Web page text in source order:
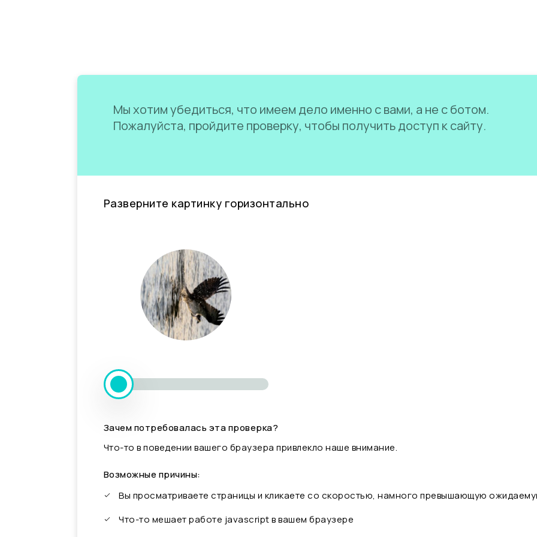
Мы хотим убедиться, что имеем дело именно с вами, а не с ботом.
Пожалуйста, пройдите проверку, чтобы получить доступ к сайту.
Разверните картинку горизонтально
Зачем потребовалась эта проверка?
Что-то в поведении вашего браузера привлекло наше внимание.
Возможные причины:
Вы просматриваете страницы и кликаете со скоростью, намного превышающую
Что-то мешает работе javascript в вашем браузере